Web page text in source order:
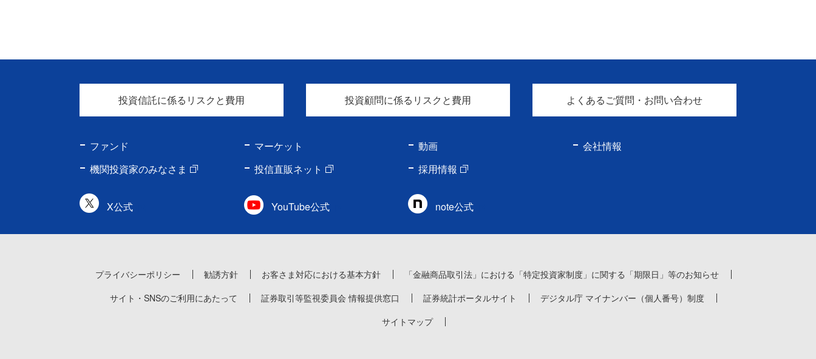
投資信託に係るリスクと費用 投資顧問に係るリスクと費用 よくあるご質問・お問い合わせ
ファンド マーケット 動画
会社情報
機関投資家のみなさま
投信直販ネット 採用情報
X公式 YouTube公式 note公式
プライバシーポリシー 勧誘方針 お客さま対応における基本方針
「金融商品取引法」における「特定投資家制度」に関する「期限日」等のお知らせ
サイト・SNSのご利用にあたって
証券取引等監視委員会 情報提供窓口 証券統計ポータルサイト
デジタル庁 マイナンバー（個人番号）制度
サイトマップ